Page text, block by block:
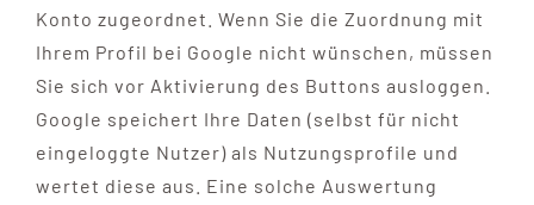
Konto zugeordnet. Wenn Sie die Zuordnung mit
Ihrem Profil bei Google nicht wünschen, müssen
Sie sich vor Aktivierung des Buttons ausloggen.
Google speichert Ihre Daten (selbst für nicht
eingeloggte Nutzer) als Nutzungsprofile und
wertet diese aus. Eine solche Auswertung